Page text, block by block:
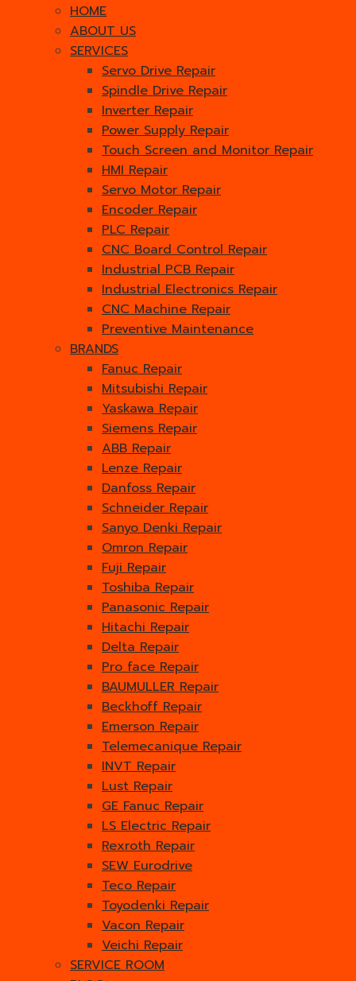
HOME
ABOUT US
SERVICES
Servo Drive Repair
Spindle Drive Repair
Inverter Repair
Power Supply Repair
Touch Screen and Monitor Repair
HMI Repair
Servo Motor Repair
Encoder Repair
PLC Repair
CNC Board Control Repair
Industrial PCB Repair
Industrial Electronics Repair
CNC Machine Repair
Preventive Maintenance
BRANDS
Fanuc Repair
Mitsubishi Repair
Yaskawa Repair
Siemens Repair
ABB Repair
Lenze Repair
Danfoss Repair
Schneider Repair
Sanyo Denki Repair
Omron Repair
Fuji Repair
Toshiba Repair
Panasonic Repair
Hitachi Repair
Delta Repair
Pro face Repair
BAUMULLER Repair
Beckhoff Repair
Emerson Repair
Telemecanique Repair
INVT Repair
Lust Repair
GE Fanuc Repair
LS Electric Repair
Rexroth Repair
SEW Eurodrive
Teco Repair
Toyodenki Repair
Vacon Repair
Veichi Repair
SERVICE ROOM